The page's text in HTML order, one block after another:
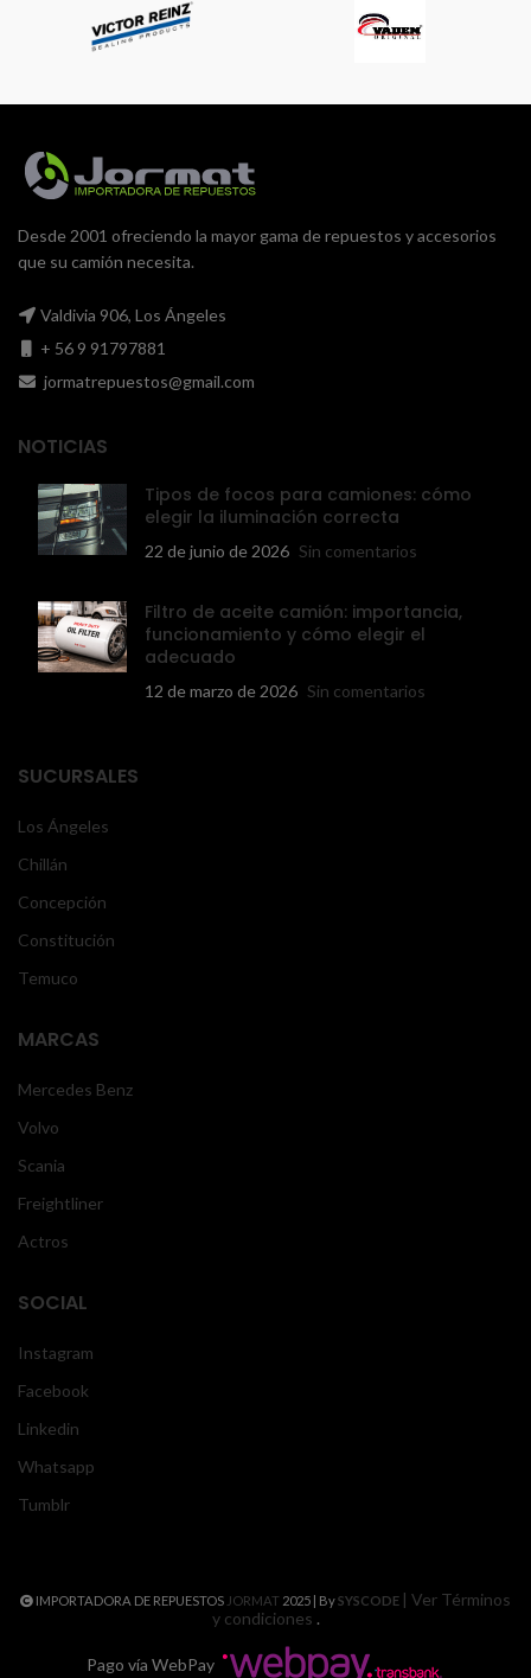
Desde 2001 ofreciendo la mayor gama de repuestos y accesorios
que su camión necesita.
Valdivia 906, Los Ángeles
+ 56 9 91797881
jormatrepuestos@gmail.com
NOTICIAS
Tipos de focos para camiones: cómo
elegir la iluminación correcta
22 de junio de 2026 Sin comentarios
Filtro de aceite camión: importancia,
funcionamiento y cómo elegir el
adecuado
12 de marzo de 2026 Sin comentarios
SUCURSALES
Los Ángeles
Chillán
Concepción
Constitución
Temuco
MARCAS
Mercedes Benz
Volvo
Scania
Freightliner
Actros
SOCIAL
Instagram
Facebook
Linkedin
Whatsapp
Tumblr
IMPORTADORA DE REPUESTOS JORMAT 2025 | BySYSCODE | Ver Términos
y condiciones .
Pago vía WebPay